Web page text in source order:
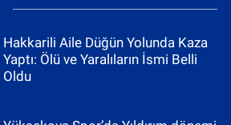
Hakkarili Aile Düğün Yolunda Kaza
Yaptı: Ölü ve Yaralıların İsmi Belli
Oldu